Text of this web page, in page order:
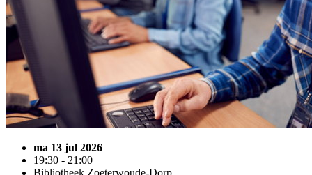
ma 13 jul 2026
19:30 - 21:00
Bibliotheek Zoeterwoude-Dorp